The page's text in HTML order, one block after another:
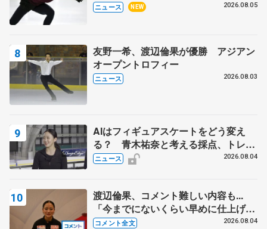
ニュース NEW 2026.08.05
友野一希、渡辺倫果が優勝 アジアン
オープントロフィー
ニュース 2026.08.03
AIはフィギュアスケートをどう変え
る？ 青木祐奈と考える採点、トレー
ニングの未来
ニュース 2026.08.04
渡辺倫果、コメント難しい内容も...
「今までにないくらい早めに仕上げら
れている」 【アジアンオープントロ
コメント全文 2026.08.04